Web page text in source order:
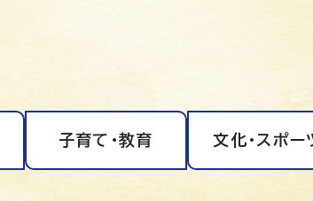
子育て・教育 文化・スポー